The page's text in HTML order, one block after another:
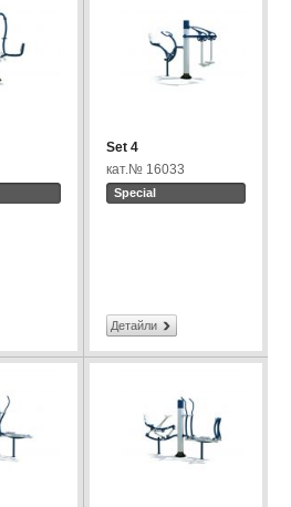
Set 4
кат.№ 16033
Special
Детайли